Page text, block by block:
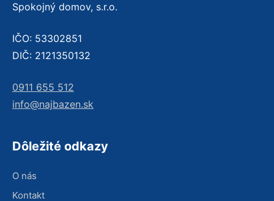
Spokojný domov, s.r.o.
IČO: 53302851
DIČ: 2121350132
0911 655 512
info@najbazen.sk
Dôležité odkazy
O nás
Kontakt